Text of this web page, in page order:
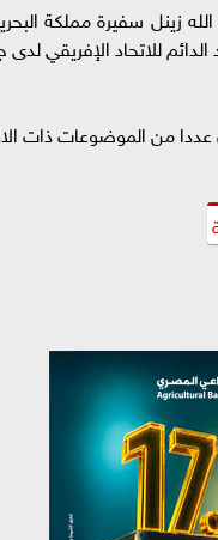
زينل سفيرة مملكة
للاتحاد الإفريقي لدى
عددا من الموضوعات ذات